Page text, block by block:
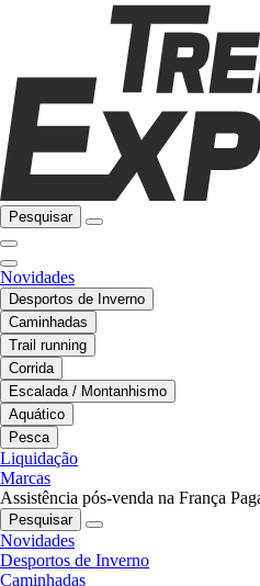
Pesquisar
Novidades
Desportos de Inverno
Caminhadas
Trail running
Corrida
Escalada / Montanhismo
Aquático
Pesca
Liquidação
Marcas
Assistência pós-venda na França
Pesquisar
Novidades
Desportos de Inverno
Caminhadas